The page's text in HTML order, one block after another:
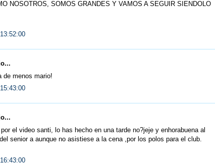
NOSOTROS, SOMOS GRANDES Y VAMOS A SEGUIR SIENDOLO
de menos mario!
el video santi, lo has hecho en una tarde no?jeje y enhorabuena al
senior a aunque no asistiese a la cena ,por los polos para el club.